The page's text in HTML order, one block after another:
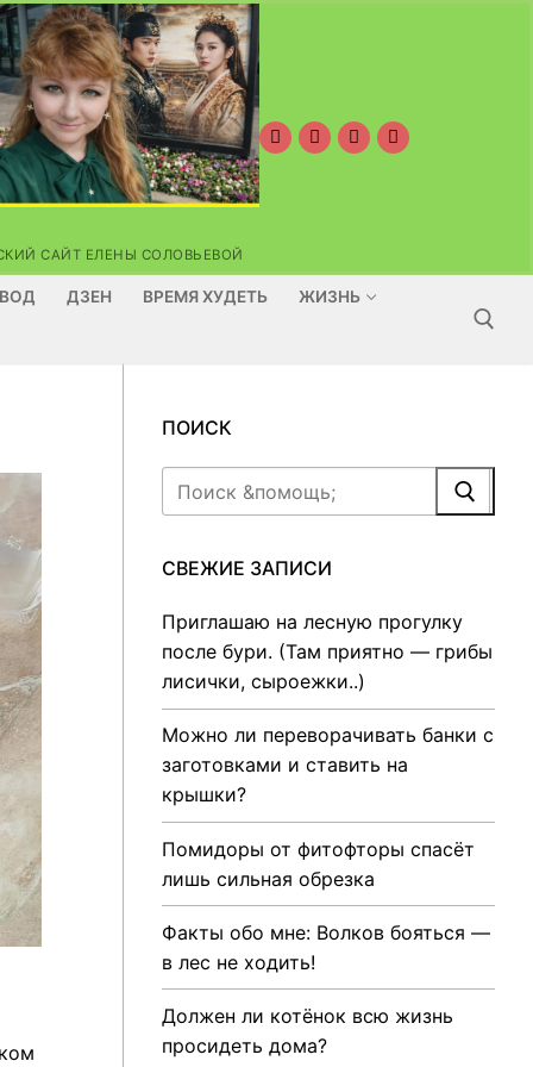
САЙТ ЕЛЕНЫ СОЛОВЬЕВОЙ
ДЗЕН ВРЕМЯ ХУДЕТЬ ЖИЗНЬ
Найти:
ПОИСК
Найти:
СВЕЖИЕ ЗАПИСИ
Приглашаю на лесную прогулку
после бури. (Там приятно — грибы
лисички, сыроежки..)
Можно ли переворачивать банки с
заготовками и ставить на
крышки?
Помидоры от фитофторы спасёт
лишь сильная обрезка
Факты обо мне: Волков бояться —
в лес не ходить!
Должен ли котёнок всю жизнь
просидеть дома?